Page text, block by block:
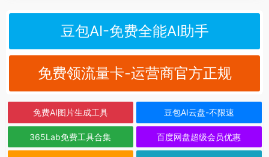
豆包AI-免费全能AI助手
免费领流量卡-运营商官方正规
免费AI图片生成工具 豆包AI云盘-不限速
365Lab免费工具合集 百度网盘超级会员优惠